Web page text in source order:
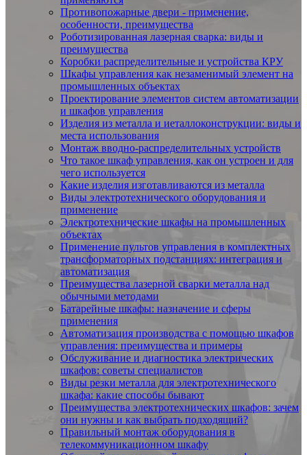
Противопожарные двери - применение,
особенности, преимущества
Роботизированная лазерная сварка: виды и
преимущества
Коробки распределительные и устройства КРУ
Шкафы управления как незаменимый элемент на
промышленных объектах
Проектирование элементов систем автоматизации
и шкафов управления
Изделия из металла и иеталлоконструкции: виды и
места использования
Монтаж вводно-распределительных устройств
Что такое шкаф управления, как он устроен и для
чего используется
Какие изделия изготавливаются из металла
Виды электротехнического оборудования и
применение
Электротехнические шкафы на промышленных
объектах
Применение пультов управления в комплектных
трансформаторных подстанциях: интеграция и
автоматизация
Преимущества лазерной сварки металла над
обычными методами
Батарейные шкафы: назначение и сферы
применения
Автоматизация производства с помощью шкафов
управления: преимущества и примеры
Обслуживание и диагностика электрических
шкафов: советы специалистов
Виды резки металла для электротехнического
шкафа: какие способы бывают
Преимущества электротехнических шкафов: зачем
они нужны и как выбрать подходящий?
Правильный монтаж оборудования в
телекоммуникационном шкафу